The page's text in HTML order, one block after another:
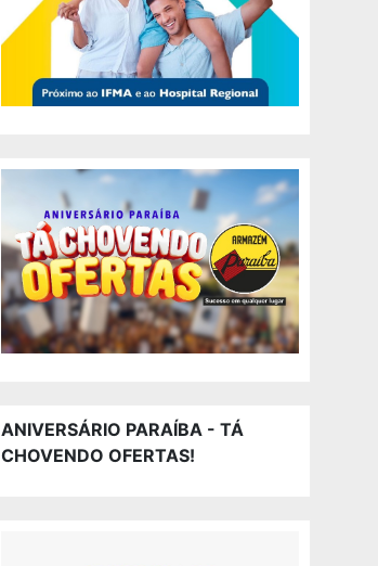
ANIVERSÁRIO PARAÍBA - TÁ
CHOVENDO OFERTAS!